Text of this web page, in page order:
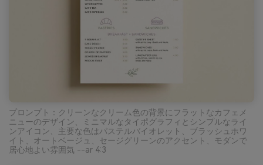
プロンプト：クリーンなクリーム色の背景にフラットなカフェメ
ニューのデザイン、ミニマルなタイポグラフィとシンプルなライ
ンアイコン、主要な色はパステルバイオレット、ブラッシュホワ
イト、オートベージュ、セージグリーンのアクセント、モダンで
居心地よい雰囲気 --ar 4:3